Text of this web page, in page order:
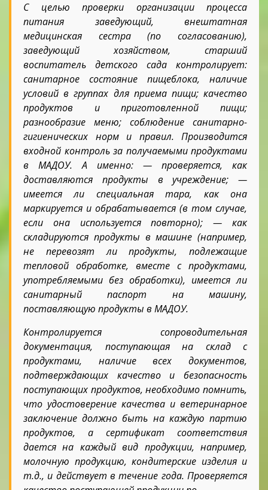
С целью проверки организации процесса
питания заведующий, внештатная
медицинская сестра (по согласованию),
заведующий хозяйством, старший
воспитатель детского сада контролирует:
санитарное состояние пищеблока, наличие
условий в группах для приема пищи; качество
продуктов и приготовленной пищи;
разнообразие меню; соблюдение санитарно-
гигиенических норм и правил. Производится
входной контроль за получаемыми продуктами
в МАДОУ. А именно: — проверяется, как
доставляются продукты в учреждение; —
имеется ли специальная тара, как она
маркируется и обрабатывается (в том случае,
если она используется повторно); — как
складируются продукты в машине (например,
не перевозят ли продукты, подлежащие
тепловой обработке, вместе с продуктами,
употребляемыми без обработки), имеется ли
санитарный паспорт на машину,
поставляющую продукты в МАДОУ.
Контролируется сопроводительная
документация, поступающая на склад с
продуктами, наличие всех документов,
подтверждающих качество и безопасность
поступающих продуктов, необходимо помнить,
что удостоверение качества и ветеринарное
заключение должно быть на каждую партию
продуктов, а сертификат соответствия
дается на каждый вид продукции, например,
молочную продукцию, кондитерские изделия и
т.д., и действует в течение года. Проверяется